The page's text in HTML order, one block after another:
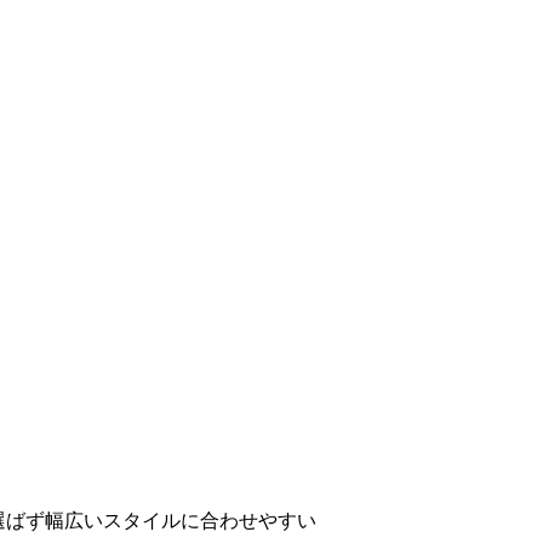
ず幅広いスタイルに合わせやすい